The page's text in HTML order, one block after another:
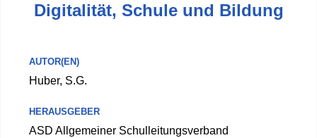
Digitalität, Schule und Bildung
AUTOR(EN)
Huber, S.G.
HERAUSGEBER
ASD Allgemeiner Schulleitungsverband